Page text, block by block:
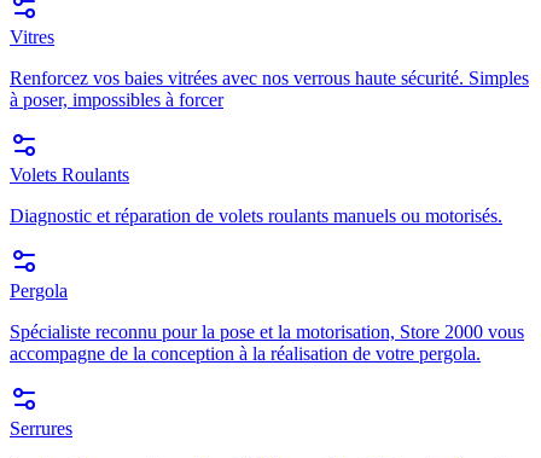
Vitres
Renforcez vos baies vitrées avec nos verrous haute sécurité. Simples
à poser, impossibles à forcer
Volets Roulants
Diagnostic et réparation de volets roulants manuels ou motorisés.
Pergola
Spécialiste reconnu pour la pose et la motorisation, Store 2000 vous
accompagne de la conception à la réalisation de votre pergola.
Serrures